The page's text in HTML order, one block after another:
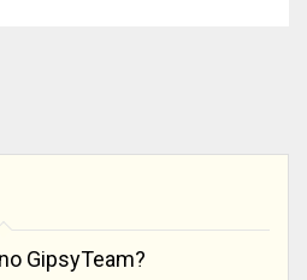
GipsyTeam?